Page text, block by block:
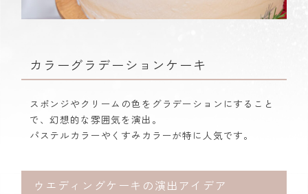
カラーグラデーションケーキ
スポンジやクリームの色をグラデーションにすること
で、幻想的な雰囲気を演出。
パステルカラーやくすみカラーが特に人気です。
ウエディングケーキの演出アイデア